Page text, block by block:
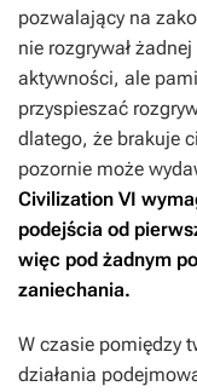
pozwalający na
nie rozgrywał
aktywności, ale
przyspieszać
dlatego, że brakuje
pozornie może
Civilization VI
podejścia od
więc pod żadnym
zaniechania.
W czasie pomiędzy
działania